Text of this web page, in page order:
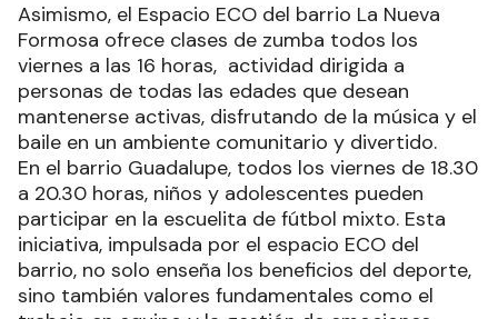
Asimismo, el Espacio ECO del barrio La Nueva
Formosa ofrece clases de zumba todos los
viernes a las 16 horas, actividad dirigida a
personas de todas las edades que desean
mantenerse activas, disfrutando de la música y el
baile en un ambiente comunitario y divertido.
En el barrio Guadalupe, todos los viernes de 18.30
a 20.30 horas, niños y adolescentes pueden
participar en la escuelita de fútbol mixto. Esta
iniciativa, impulsada por el espacio ECO del
barrio, no solo enseña los beneficios del deporte,
sino también valores fundamentales como el